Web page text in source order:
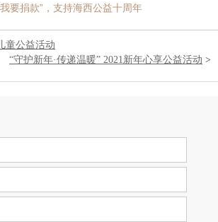
我要捐款”，支持海西公益十周年
童公益活动
“守护新年·传递温暖” 2021新年心享公益活动 >